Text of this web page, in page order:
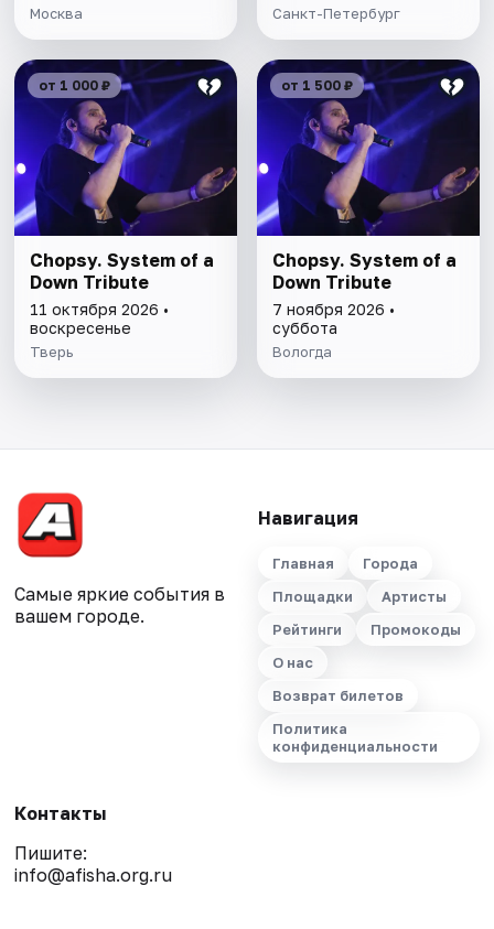
Москва Санкт-Петербург
от 1 000 ₽
Chopsy. System of a
Down Tribute
11 октября 2026 •
воскресенье
Тверь
от 1 500 ₽
Chopsy. System of a
Down Tribute
7 ноября 2026 •
суббота
Вологда
Самые яркие события в
вашем городе.
Навигация
Главная
Города
Площадки
Артисты
Рейтинги
Промокоды
О нас
Возврат билетов
Политика
конфиденциальности
Контакты
Пишите:
info@afisha.org.ru